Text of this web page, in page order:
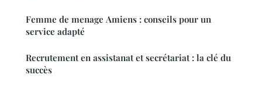
Femme de menage Amiens : conseils pour un
service adapté
Recrutement en assistanat et secrétariat : la clé du
succès